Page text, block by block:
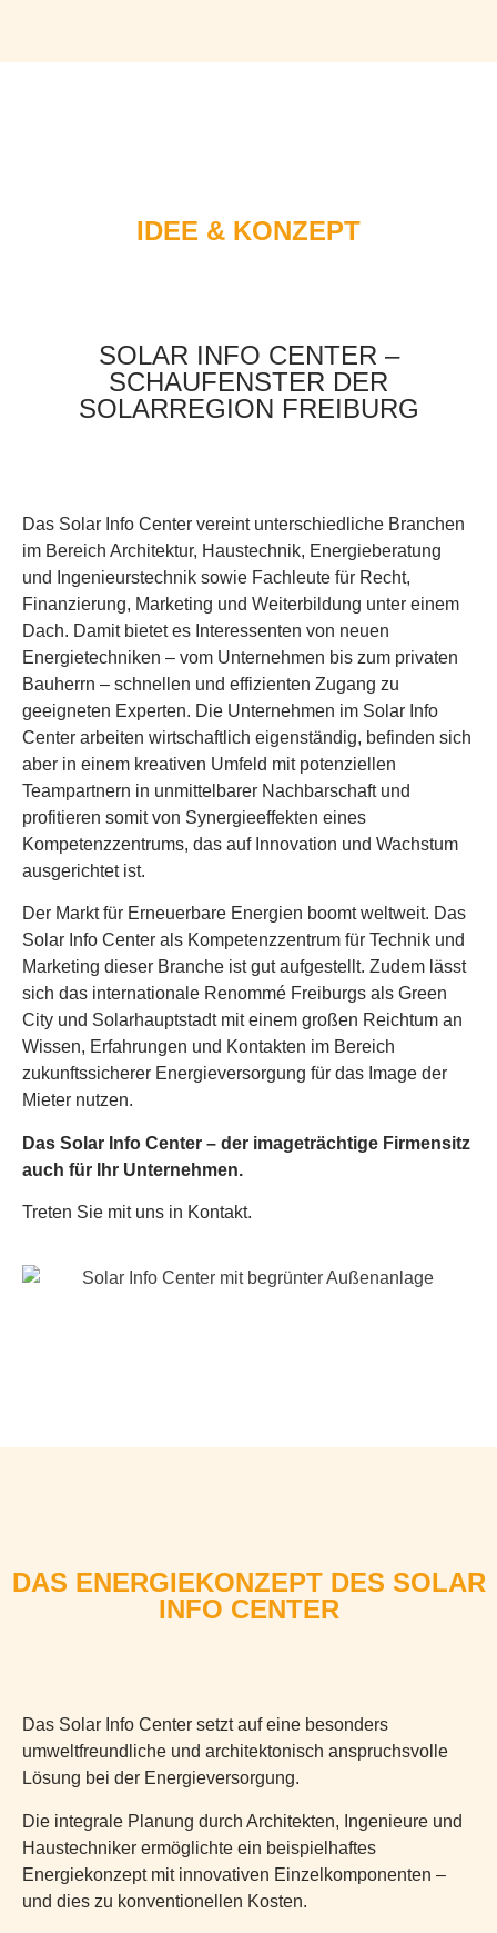
IDEE & KONZEPT
SOLAR INFO CENTER –
SCHAUFENSTER DER
SOLARREGION FREIBURG
Das Solar Info Center vereint unterschiedliche Branchen
im Bereich Architektur, Haustechnik, Energieberatung
und Ingenieurstechnik sowie Fachleute für Recht,
Finanzierung, Marketing und Weiterbildung unter einem
Dach. Damit bietet es Interessenten von neuen
Energietechniken – vom Unternehmen bis zum privaten
Bauherrn – schnellen und effizienten Zugang zu
geeigneten Experten. Die Unternehmen im Solar Info
Center arbeiten wirtschaftlich eigenständig, befinden sich
aber in einem kreativen Umfeld mit potenziellen
Teampartnern in unmittelbarer Nachbarschaft und
profitieren somit von Synergieeffekten eines
Kompetenzzentrums, das auf Innovation und Wachstum
ausgerichtet ist.
Der Markt für Erneuerbare Energien boomt weltweit. Das
Solar Info Center als Kompetenzzentrum für Technik und
Marketing dieser Branche ist gut aufgestellt. Zudem lässt
sich das internationale Renommé Freiburgs als Green
City und Solarhauptstadt mit einem großen Reichtum an
Wissen, Erfahrungen und Kontakten im Bereich
zukunftssicherer Energieversorgung für das Image der
Mieter nutzen.
Das Solar Info Center – der imageträchtige Firmensitz
auch für Ihr Unternehmen.
Treten Sie mit uns in Kontakt.
DAS ENERGIEKONZEPT DES SOLAR
INFO CENTER
Das Solar Info Center setzt auf eine besonders
umweltfreundliche und architektonisch anspruchsvolle
Lösung bei der Energieversorgung.
Die integrale Planung durch Architekten, Ingenieure und
Haustechniker ermöglichte ein beispielhaftes
Energiekonzept mit innovativen Einzelkomponenten –
und dies zu konventionellen Kosten.